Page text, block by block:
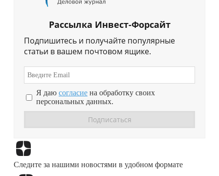
Рассылка Инвест-Форсайт
Подпишитесь и получайте популярные
статьи в вашем почтовом ящике.
Я даю согласие на обработку своих
персональных данных.
Следите за нашими новостями в удобном формате